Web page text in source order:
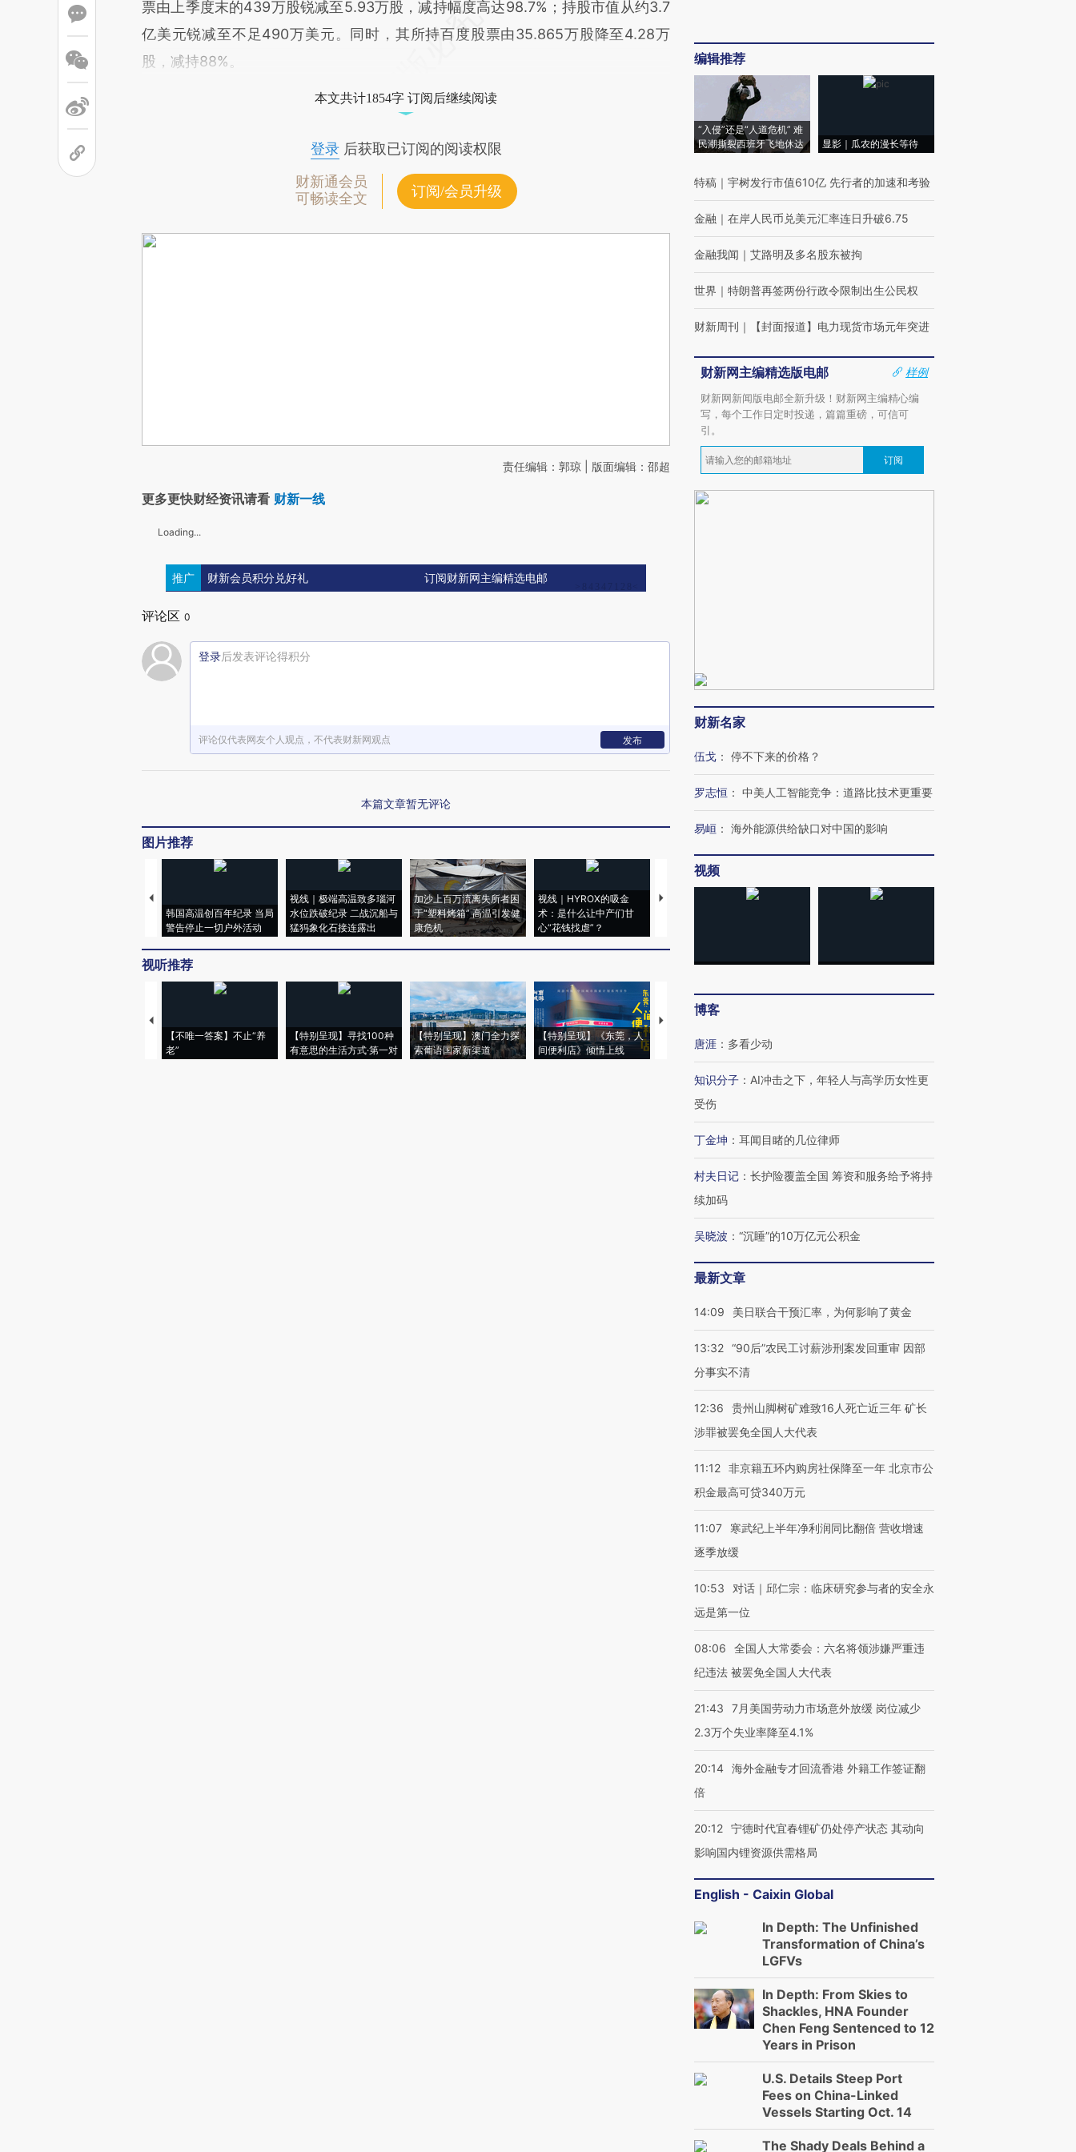
票由上季度末的439万股锐减至5.93万股，减持幅度高达98.7%；持股市值从约3.7
亿美元锐减至不足490万美元。同时，其所持百度股票由35.865万股降至4.28万
股，减持88%。
本文共计1854字 订阅后继续阅读
登录后获取已订阅的阅读权限
财新通会员
可畅读全文
订阅/会员升级
责任编辑：郭琼 | 版面编辑：邵超
更多更快财经资讯请看 财新一线
Loading...
推广 财新会员积分兑好礼 订阅财新网主编精选电邮
评论区 0
登录后发表评论得积分
评论仅代表网友个人观点，不代表财新网观点 发布
本篇文章暂无评论
图片推荐
韩国高温创百年纪录 当局
警告停止一切户外活动
视线｜极端高温致多瑙河
水位跌破纪录 二战沉船与
猛犸象化石接连露出
加沙上百万流离失所者困
于“塑料烤箱” 高温引发健
康危机
视线｜HYROX的吸金
术：是什么让中产们甘
心“花钱找虐”？
马航飞行员跨国走私7万
视线｜被称为“蟑螂”的印
视听推荐
【不唯一答案】不止“养
老”
【特别呈现】寻找100种
有意思的生活方式·第一对
【特别呈现】澳门全力探
索葡语国家新渠道
【特别呈现】《东莞，人
间便利店》倾情上线
【推广】走进第四届链博
会，让数智科技“链”接产
编辑推荐
“入侵”还是“人道危机” 难
民潮撕裂西班牙飞地休达
显影｜瓜农的漫长等待
特稿 ｜ 宇树发行市值610亿 先行者的加速和考验
金融 ｜ 在岸人民币兑美元汇率连日升破6.75
金融我闻 ｜ 艾路明及多名股东被拘
世界 ｜ 特朗普再签两份行政令限制出生公民权
财新周刊 ｜ 【封面报道】电力现货市场元年突进
财新网主编精选版电邮
样例
财新网新闻版电邮全新升级！财新网主编精心编
写，每个工作日定时投递，篇篇重磅，可信可
引。
订阅
财新名家
伍戈 ： 停不下来的价格？
罗志恒 ： 中美人工智能竞争：道路比技术更重要
易峘 ： 海外能源供给缺口对中国的影响
视频
博客
唐涯 ： 多看少动
知识分子 ： AI冲击之下，年轻人与高学历女性更
受伤
丁金坤 ： 耳闻目睹的几位律师
村夫日记 ： 长护险覆盖全国 筹资和服务给予将持
续加码
吴晓波 ： “沉睡”的10万亿元公积金
最新文章
14:09 美日联合干预汇率，为何影响了黄金
13:32 “90后”农民工讨薪涉刑案发回重审 因部
分事实不清
12:36
贵州山脚树矿难致16人死亡近三年 矿长
涉罪被罢免全国人大代表
11:12 非京籍五环内购房社保降至一年 北京市公
积金最高可贷340万元
11:07
寒武纪上半年净利润同比翻倍 营收增速
逐季放缓
10:53
对话｜邱仁宗：临床研究参与者的安全永
远是第一位
08:06
全国人大常委会：六名将领涉嫌严重违
纪违法 被罢免全国人大代表
21:43
7月美国劳动力市场意外放缓 岗位减少
2.3万个失业率降至4.1%
20:14 海外金融专才回流香港 外籍工作签证翻
倍
20:12 宁德时代宜春锂矿仍处停产状态 其动向
影响国内锂资源供需格局
English - Caixin Global
In Depth: The Unfinished
Transformation of China’s
LGFVs
In Depth: From Skies to
Shackles, HNA Founder
Chen Feng Sentenced to 12
Years in Prison
U.S. Details Steep Port
Fees on China-Linked
Vessels Starting Oct. 14
The Shady Deals Behind a